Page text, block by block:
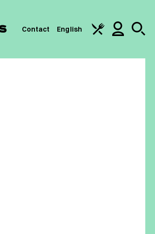
Contact English